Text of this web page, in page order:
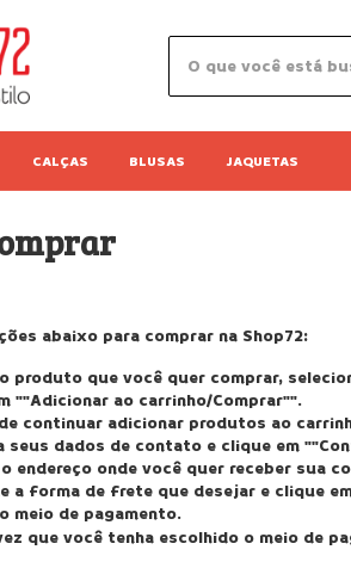
CALÇAS BLUSAS JAQUETAS
abaixo para comprar na Shop72:
produto que você quer comprar,
""Adicionar ao carrinho/Comprar"".
continuar adicionar produtos ao
seus dados de contato e clique em
endereço onde você quer receber sua
a forma de frete que desejar e clique
meio de pagamento.
que você tenha escolhido o meio de